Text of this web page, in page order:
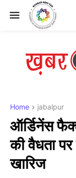
Home jabalpur
ऑर्डिनेंस
की वैधता पर
खारिज